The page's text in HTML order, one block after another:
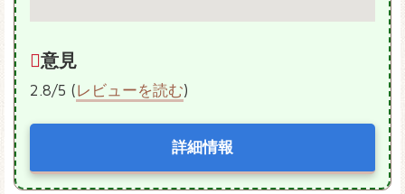
意見
2.8/5 (レビューを読む)
詳細情報